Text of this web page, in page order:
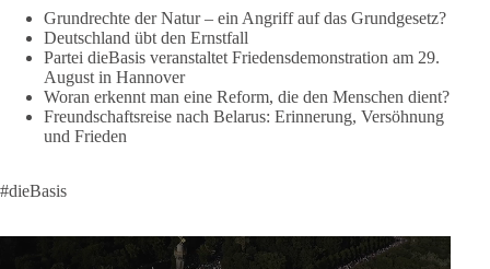
verliert den Menschen aus dem Blick.
Europa braucht eine Migrationspolitik, die auf drei
Grundpfeilern beruht:
✅ Achtung der Menschenwürde
✅ Verantwortung statt Symbolpolitik
Krisen dürfen nicht verwaltet werden, sie müssen verhindert
werden. Das gelingt nur durch eine Politik, die Fluchtursachen
Grundrechte der Natur – ein Angriff auf das Grundgesetz?
Deutschland übt den Ernstfall
Partei dieBasis veranstaltet Friedensdemonstration am 29.
August in Hannover
Woran erkennt man eine Reform, die den Menschen dient?
Freundschaftsreise nach Belarus: Erinnerung, Versöhnung
und Frieden
#dieBasis